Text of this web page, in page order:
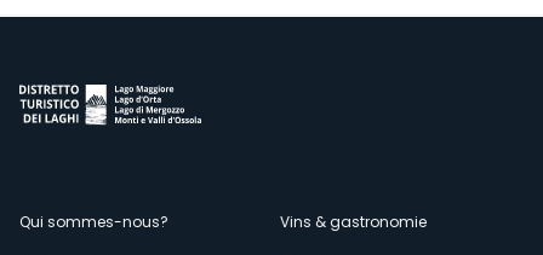
Menù
Qui sommes-nous? Vins & gastronomie